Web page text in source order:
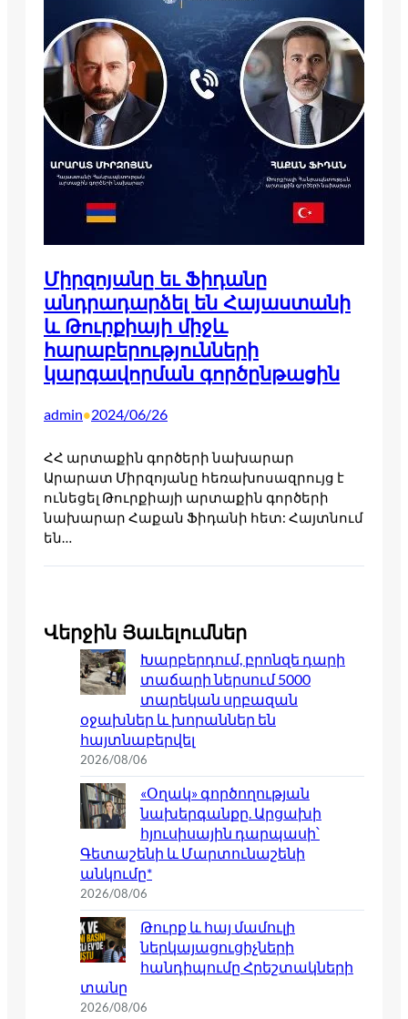
Միրզոյանը եւ Ֆիդանը
անդրադարձել են Հայաստանի
և Թուրքիայի միջև
հարաբերությունների
կարգավորման գործընթացին
admin•2024/06/26
ՀՀ արտաքին գործերի նախարար
Արարատ Միրզոյանը հեռախոսազրույց է
ունեցել Թուրքիայի արտաքին գործերի
նախարար Հաքան Ֆիդանի հետ: Հայտնում
են…
Վերջին Յաւելումներ
Խարբերդում, բրոնզե դարի
տաճարի ներսում 5000
տարեկան սրբազան
օջախներ և խորաններ են
հայտնաբերվել
2026/08/06
«Օղակ» գործողության
նախերգանքը. Արցախի
հյուսիսային դարպասի՝
Գետաշենի և Մարտունաշենի
անկումը*
2026/08/06
Թուրք և հայ մամուլի
ներկայացուցիչների
հանդիպումը Հրեշտակների
տանը
2026/08/06